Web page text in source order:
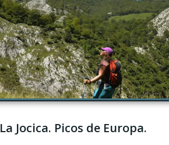
La Jocica. Picos de Europa.